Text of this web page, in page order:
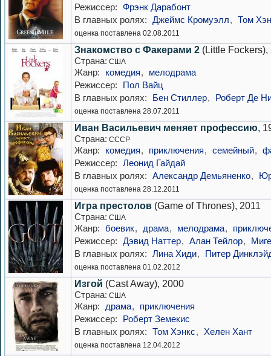
Режиссер: Фрэнк Дарабонт
В главных ролях: Джеймс Кромуэлл, Том
оценка поставлена 02.08.2011
Знакомство с Факерами 2 (Little Fockers),
Страна: США
Жанр: комедия,
мелодрама
Режиссер:
Пол Вайц
В главных ролях:
Бен Стиллер, Роберт Де
оценка поставлена 28.07.2011
Иван Васильевич меняет профессию,
Страна: СССР
Жанр: комедия, приключения, семейный,
Режиссер: Леонид Гайдай
В главных ролях: Александр Демьяненко,
оценка поставлена 28.12.2011
Игра престолов (Game of Thrones), 2011
Страна: США
Жанр: боевик, драма, мелодрама,
Режиссер: Дэвид Наттер, Алан Тейлор,
В главных ролях: Лина Хиди, Питер
оценка поставлена 01.02.2012
Изгой (Cast Away), 2000
Страна: США
Жанр: драма,
приключения
Режиссер:
Роберт Земекис
В главных ролях: Том Хэнкс, Хелен Хант
оценка поставлена 12.04.2012